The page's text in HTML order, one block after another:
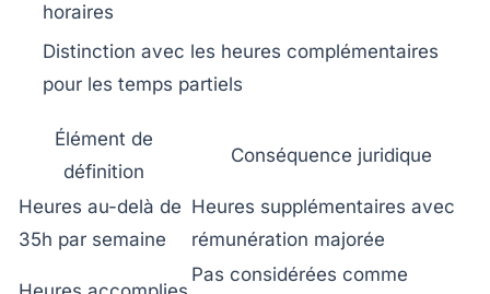
horaires
Distinction avec les heures complémentaires
pour les temps partiels
Élément de
définition
Conséquence juridique
Heures au-delà de
35h par semaine
Heures supplémentaires avec
rémunération majorée
Pas considérées comme